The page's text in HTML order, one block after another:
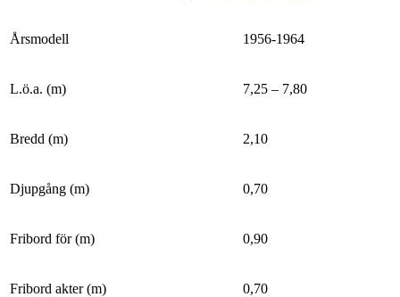
Årsmodell 1956-1964
L.ö.a. (m) 7,25 – 7,80
Bredd (m) 2,10
Djupgång (m) 0,70
Fribord för (m) 0,90
Fribord akter (m) 0,70